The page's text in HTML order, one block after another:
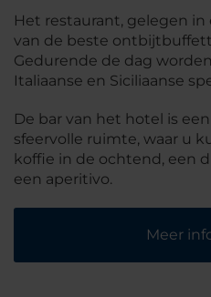
Het restaurant, gelegen
van de beste
Gedurende de dag
Italiaanse en Siciliaanse
De bar van het hotel is
sfeervolle ruimte, waar u
koffie in de ochtend, een
een aperitivo.
Meer